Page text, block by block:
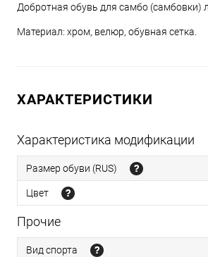
Добротная обувь для самбо (самбовки)
Материал: хром, велюр, обувная сетка.
ХАРАКТЕРИСТИКИ
Характеристика модификации
Размер обуви (RUS)
Цвет
Прочие
Вид спорта